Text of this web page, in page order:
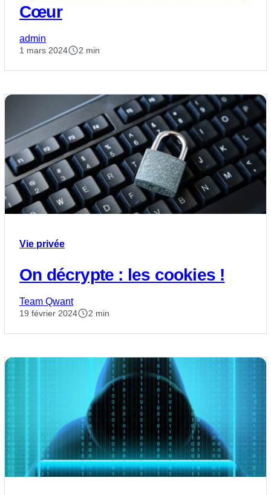
Cœur
admin
1 mars 2024 2 min
Vie privée
On décrypte : les cookies !
Team Qwant
19 février 2024 2 min